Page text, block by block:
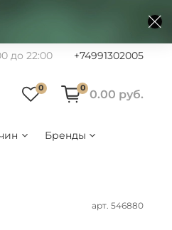
до 22:00 +74991302005
0 0 0.00 руб.
Бренды
арт. 546880